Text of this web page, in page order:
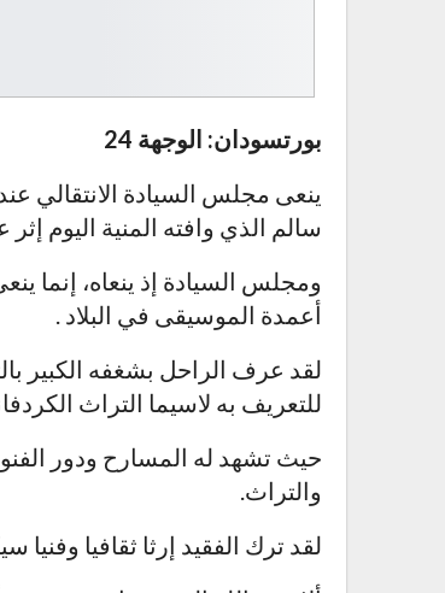
بورتسودان: الوجهة 24
ينعى مجلس السيادة الانتقالي عند
سالم الذي وافته المنية اليوم إثر
ومجلس السيادة إذ ينعاه، إنما
أعمدة الموسيقى في البلاد .
لقد عرف الراحل بشغفه الكبير
للتعريف به لاسيما التراث
حيث تشهد له المسارح ودور
والتراث.
لقد ترك الفقيد إرثا ثقافيا وفنيا